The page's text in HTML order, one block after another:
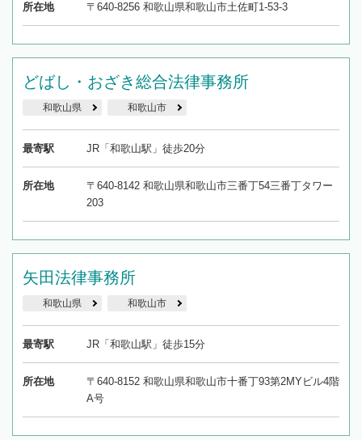
所在地 〒640-8256 和歌山県和歌山市土佐町1-53-3
どばし・おざき総合法律事務所
和歌山県 和歌山市
最寄駅 JR「和歌山駅」徒歩20分
所在地
〒640-8142 和歌山県和歌山市三番丁54三番丁タワー
203
矢田法律事務所
和歌山県 和歌山市
最寄駅 JR「和歌山駅」徒歩15分
所在地
〒640-8152 和歌山県和歌山市十番丁93第2MYビル4階
A号